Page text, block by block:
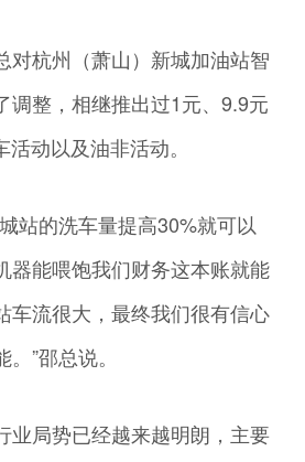
对杭州（萧山）新城加油站智
调整，相继推出过1元、9.9元
动以及油非活动。
站的洗车量提高30%就可以
器能喂饱我们财务这本账就能
车流很大，最终我们很有信心
”邵总说。
业局势已经越来越明朗，主要